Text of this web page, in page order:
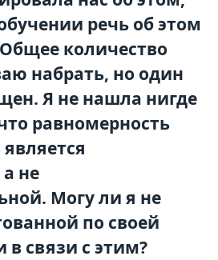
речь об этом
количество
набрать, но один
Я не нашла нигде
равномерность
не
Могу ли я не
по своей
в связи с этим?